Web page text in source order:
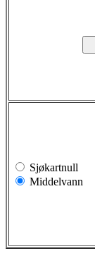
Sjøkartnull
Middelvann